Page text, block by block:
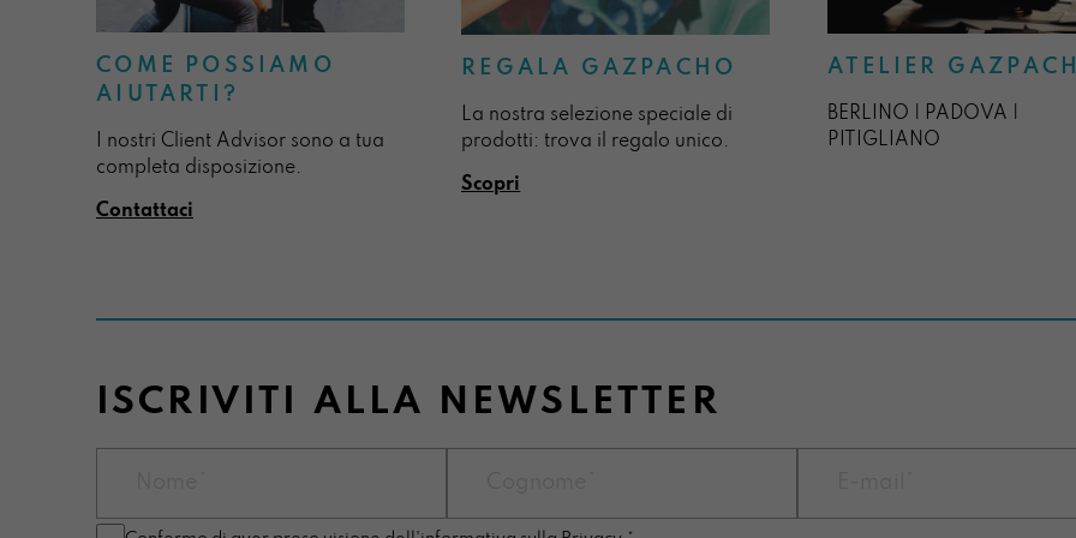
COME POSSIAMO
AIUTARTI?
I nostri Client Advisor sono a tua
completa disposizione.
Contattaci
REGALA GAZPACHO
La nostra selezione speciale di
prodotti: trova il regalo unico.
Scopri
ATELIER
BERLINO | PADOVA |
PITIGLIANO
ISCRIVITI ALLA NEWSLETTER